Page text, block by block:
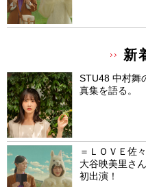
新
STU48 中村舞
真集を語る。
＝ＬＯＶＥ佐
大谷映美里さ
初出演！